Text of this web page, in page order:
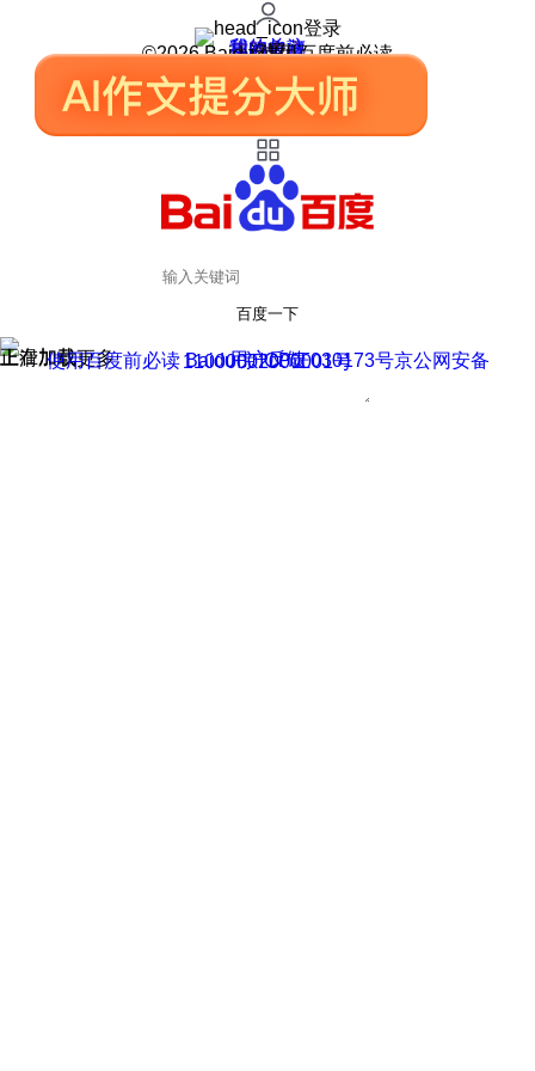
登录
我的关注
我的收藏
皮肤中心
用户反馈
设置
©2026 Baidu 使用百度前必读
百度一下
正在加载
上滑加载更多 用户反馈
使用百度前必读 Baidu 京ICP证030173号
京公网安备11000002000001号